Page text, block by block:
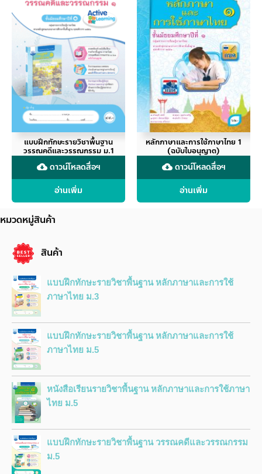
แบบฝึกทักษะรายวิชาพื้นฐาน
วรรณคดีและวรรณกรรม ม.1
cloud_downloadดาวน์โหลดสื่อฯ
อ่านเพิ่ม
หลักภาษาและการใช้ภาษาไทย 1
(ฉบับใบอนุญาต)
cloud_downloadดาวน์โหลดสื่อฯ
อ่านเพิ่ม
หมวดหมู่สินค้า
สินค้า
แบบฝึกทักษะรายวิชาพื้นฐาน หลักภาษาและการใช้
ภาษาไทย ม.3
แบบฝึกทักษะรายวิชาพื้นฐาน หลักภาษาและการใช้
ภาษาไทย ม.5
หนังสือเรียนรายวิชาพื้นฐาน หลักภาษาและการใช้ภาษา
ไทย ม.5
แบบฝึกทักษะรายวิชาพื้นฐาน วรรณคดีและวรรณกรรม
ม.5